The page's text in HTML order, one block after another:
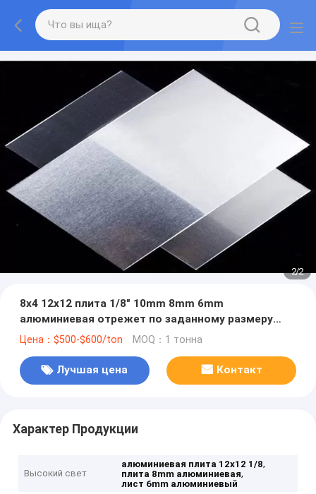
2/2
8x4 12x12 плита 1/8" 10mm 8mm 6mm
алюминиевая отрежет по заданному размеру
коррозионная устойчивость 1060 сплавов
Цена：$500-$600/ton MOQ：1 тонна
Лучшая цена Контакт
Характер Продукции
Высокий свет
алюминиевая плита 12x12 1/8,
плита 8mm алюминиевая,
лист 6mm алюминиевый